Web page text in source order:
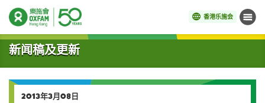
香港乐施会 菜单
开始主要内容
新闻稿及更新
2013年3月08日